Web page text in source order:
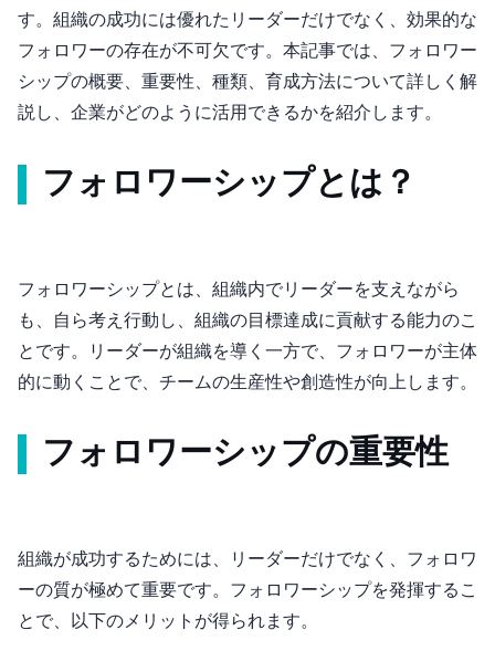
す。組織の成功には優れたリーダーだけでなく、効果的な
フォロワーの存在が不可欠です。本記事では、フォロワー
シップの概要、重要性、種類、育成方法について詳しく解
説し、企業がどのように活用できるかを紹介します。
フォロワーシップとは？
フォロワーシップとは、組織内でリーダーを支えながら
も、自ら考え行動し、組織の目標達成に貢献する能力のこ
とです。リーダーが組織を導く一方で、フォロワーが主体
的に動くことで、チームの生産性や創造性が向上します。
フォロワーシップの重要性
組織が成功するためには、リーダーだけでなく、フォロワ
ーの質が極めて重要です。フォロワーシップを発揮するこ
とで、以下のメリットが得られます。